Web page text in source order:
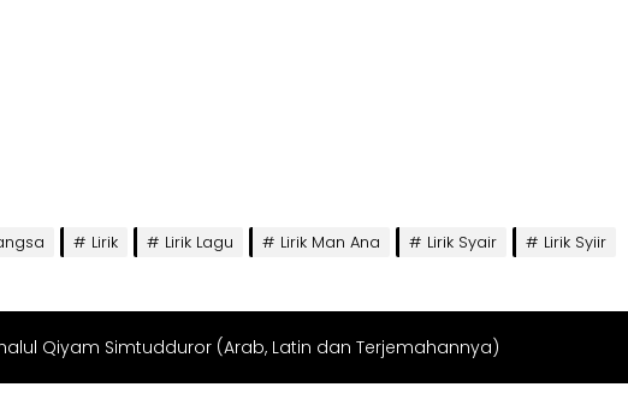
Lirik Lirik Lagu Lirik Man Ana Lirik Syair
Lirik Syiir
Qiyam Simtudduror (Arab, Latin dan Terjemahannya)